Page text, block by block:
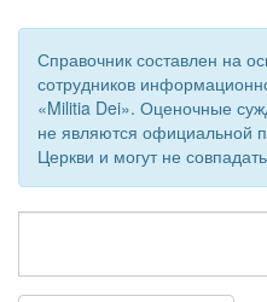
mail@apologia.ru
Отправить сообщение
Вход
Справочник составлен на
сотрудников
«Militia Dei». Оценочные
не являются официальной
Церкви и могут не